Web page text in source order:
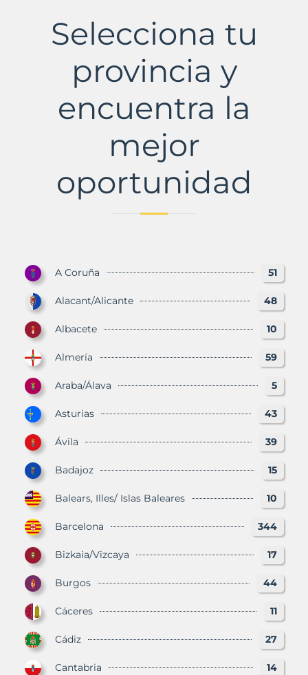
MurbalandsSelecciona tu
provincia y
encuentra la
mejor
oportunidad
A Coruña 51
Alacant/Alicante 48
Albacete 10
Almería 59
Araba/Álava 5
Asturias 43
Ávila 39
Badajoz 15
Balears, Illes/ Islas Baleares 10
Barcelona 344
Bizkaia/Vizcaya 17
Burgos 44
Cáceres 11
Cádiz 27
Cantabria 14